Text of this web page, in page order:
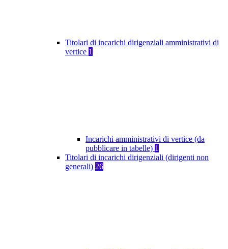
Titolari di incarichi dirigenziali amministrativi di
vertice 1
Incarichi amministrativi di vertice (da
pubblicare in tabelle) 1
Titolari di incarichi dirigenziali (dirigenti non
generali) 26